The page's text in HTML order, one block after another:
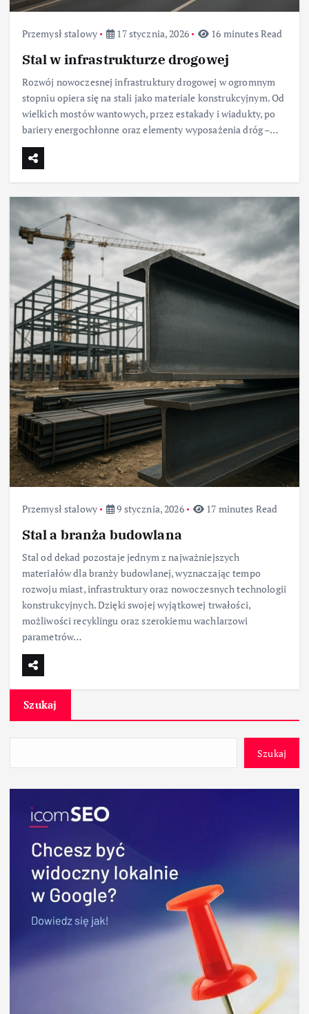
Przemysł stalowy 17 stycznia, 2026 16 minutes Read
Stal w infrastrukturze drogowej
Rozwój nowoczesnej infrastruktury drogowej w ogromnym
stopniu opiera się na stali jako materiale konstrukcyjnym. Od
wielkich mostów wantowych, przez estakady i wiadukty, po
bariery energochłonne oraz elementy wyposażenia dróg –…
Przemysł stalowy 9 stycznia, 2026 17 minutes Read
Stal a branża budowlana
Stal od dekad pozostaje jednym z najważniejszych
materiałów dla branży budowlanej, wyznaczając tempo
rozwoju miast, infrastruktury oraz nowoczesnych technologii
konstrukcyjnych. Dzięki swojej wyjątkowej trwałości,
możliwości recyklingu oraz szerokiemu wachlarzowi
parametrów…
Szukaj
Szukaj